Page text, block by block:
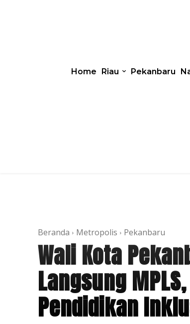
Home Riau Pekanbaru
Beranda Metropolis Pekanbaru
Wali Kota
Langsung
Pendidikan